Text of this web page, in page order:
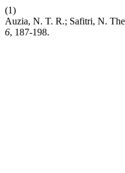
(1)
Auzia, N. T. R.; Safitri, N.
6, 187-198.